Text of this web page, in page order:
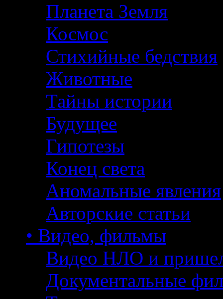
Планета Земля
Космос
Стихийные бедствия
Животные
Тайны истории
Будущее
Гипотезы
Конец света
Аномальные явления
Авторские статьи
• Видео, фильмы
Видео НЛО и
Документальные